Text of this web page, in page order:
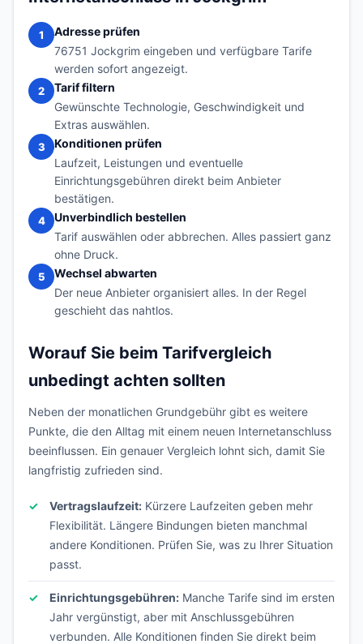
1
Adresse prüfen
76751 Jockgrim eingeben und verfügbare Tarife
werden sofort angezeigt.
2
Tarif filtern
Gewünschte Technologie, Geschwindigkeit und
Extras auswählen.
3
Konditionen prüfen
Laufzeit, Leistungen und eventuelle
Einrichtungsgebühren direkt beim Anbieter
bestätigen.
4
Unverbindlich bestellen
Tarif auswählen oder abbrechen. Alles passiert ganz
ohne Druck.
5
Wechsel abwarten
Der neue Anbieter organisiert alles. In der Regel
geschieht das nahtlos.
Worauf Sie beim Tarifvergleich
unbedingt achten sollten
Neben der monatlichen Grundgebühr gibt es weitere
Punkte, die den Alltag mit einem neuen Internetanschluss
beeinflussen. Ein genauer Vergleich lohnt sich, damit Sie
langfristig zufrieden sind.
Vertragslaufzeit: Kürzere Laufzeiten geben mehr
Flexibilität. Längere Bindungen bieten manchmal
andere Konditionen. Prüfen Sie, was zu Ihrer Situation
passt.
Einrichtungsgebühren: Manche Tarife sind im ersten
Jahr vergünstigt, aber mit Anschlussgebühren
verbunden. Alle Konditionen finden Sie direkt beim